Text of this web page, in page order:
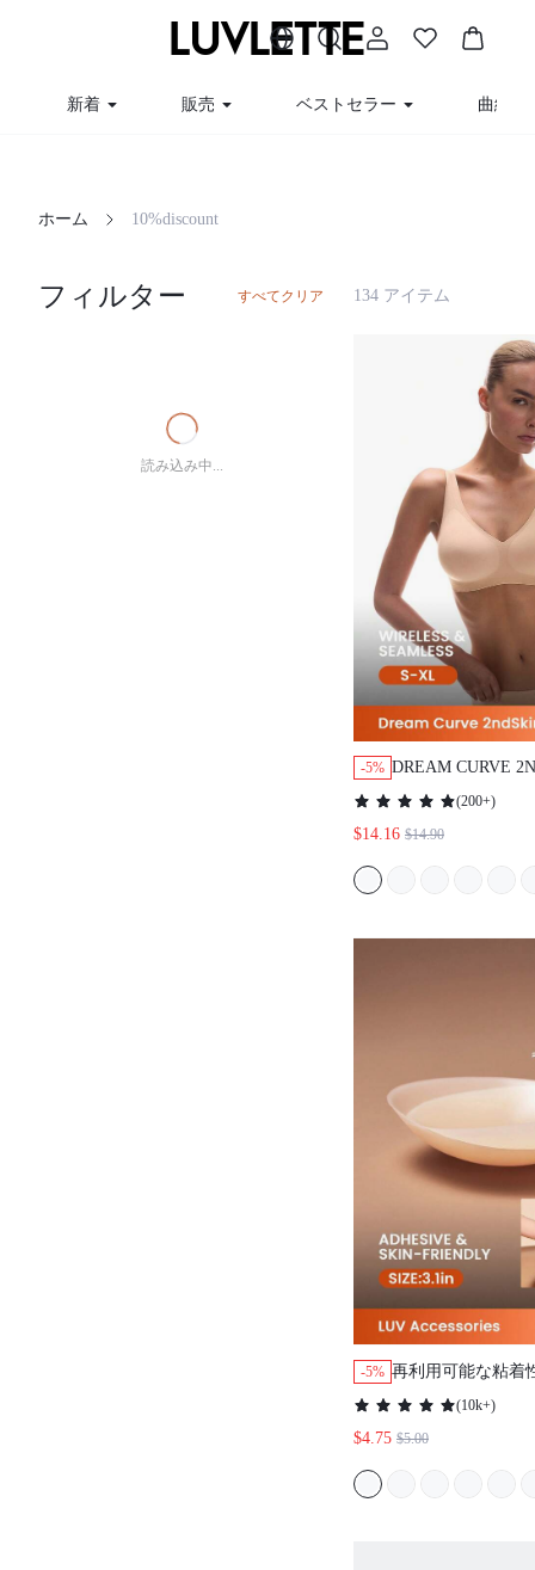
新着 販売 ベストセラー 曲線
ホーム 10%discount
フィルター すべてクリア
読み込み中...
134 アイテム
-5% DREAM CURVE
ス シームレス ヌ
ウンジ スティッ
イズフリー ブラ
ル & ヤングにも対
(200+)
$14.16 $14.90
-5% 再利用可能な粘着
ショーニップル
ットTシャツ、ウ
最適な選択
(10k+)
$4.75 $5.00